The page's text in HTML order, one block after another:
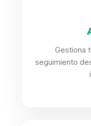
Gestiona
seguimiento